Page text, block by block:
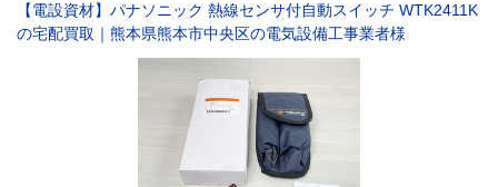
【電設資材】パナソニック 熱線センサ付自動スイッチ WTK2411K
の宅配買取｜熊本県熊本市中央区の電気設備工事業者様